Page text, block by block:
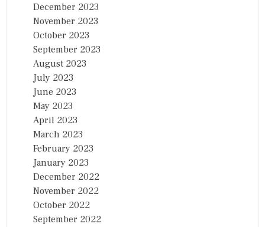
December 2023
November 2023
October 2023
September 2023
August 2023
July 2023
June 2023
May 2023
April 2023
March 2023
February 2023
January 2023
December 2022
November 2022
October 2022
September 2022